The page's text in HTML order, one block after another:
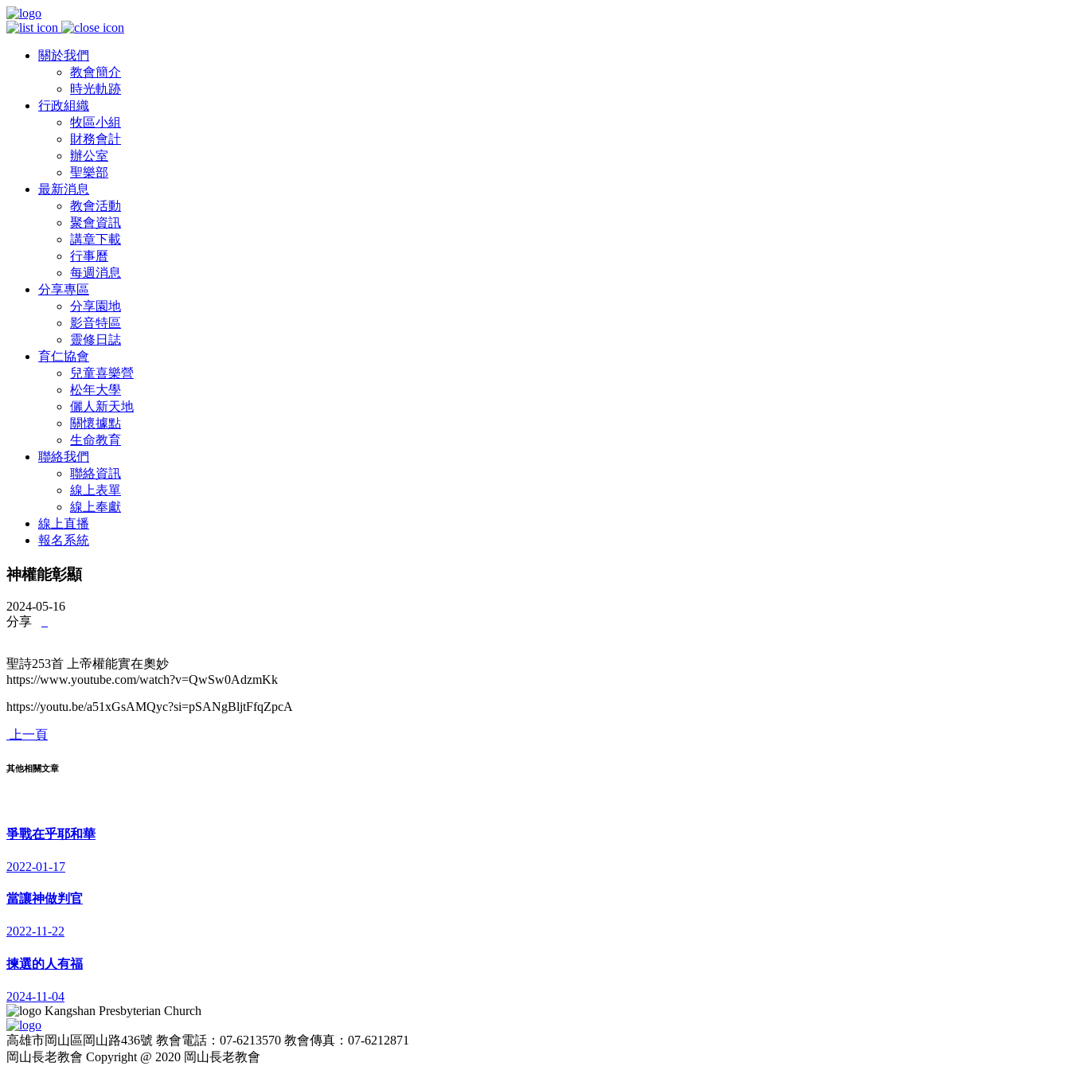
關於我們
教會簡介
時光軌跡
行政組織
牧區小組
財務會計
辦公室
聖樂部
最新消息
教會活動
聚會資訊
講章下載
行事曆
每週消息
分享專區
分享園地
影音特區
靈修日誌
育仁協會
兒童喜樂營
松年大學
儷人新天地
關懷據點
生命教育
聯絡我們
聯絡資訊
線上表單
線上奉獻
線上直播
報名系統
神權能彰顯
2024-05-16
分享
聖詩253首 上帝權能實在奧妙
https://www.youtube.com/watch?v=QwSw0AdzmKk
https://youtu.be/a51xGsAMQyc?si=pSANgBljtFfqZpcA
上一頁
其他相關文章
爭戰在乎耶和華
2022-01-17
當讓神做判官
2022-11-22
揀選的人有福
2024-11-04
Kangshan Presbyterian Church
高雄市岡山區岡山路436號 教會電話：07-6213570 教會傳真：07-6212871
岡山長老教會 Copyright @ 2020 岡山長老教會